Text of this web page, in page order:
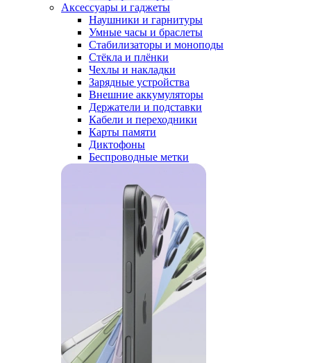
Аксессуары и гаджеты
Наушники и гарнитуры
Умные часы и браслеты
Стабилизаторы и моноподы
Стёкла и плёнки
Чехлы и накладки
Зарядные устройства
Внешние аккумуляторы
Держатели и подставки
Кабели и переходники
Карты памяти
Диктофоны
Беспроводные метки